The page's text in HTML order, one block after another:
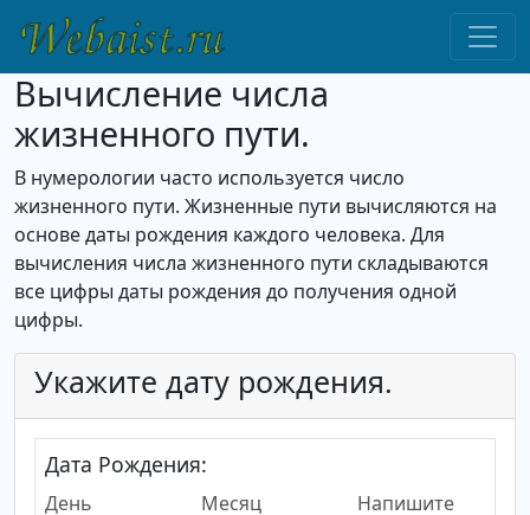
Вычисление числа
жизненного пути.
В нумерологии часто используется число
жизненного пути. Жизненные пути вычисляются на
основе даты рождения каждого человека. Для
вычисления числа жизненного пути складываются
все цифры даты рождения до получения одной
цифры.
Укажите дату рождения.
Дата Рождения:
День Месяц
Напишите